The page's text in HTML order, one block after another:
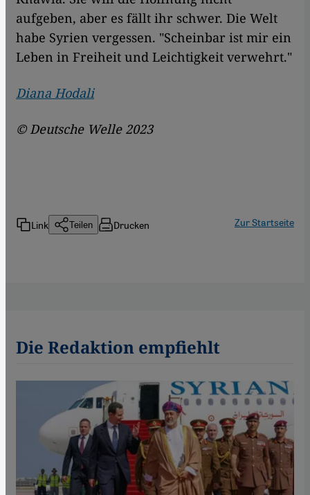
aufgeben, aber es fällt ihr schwer. Die Welt
habe Syrien vergessen. "Scheinbar ist mir ein
Leben in Freiheit und Leichtigkeit verwehrt."
Diana Hodali
©Deutsche Welle 2023
Link Teilen Drucken Zur Startseite
Die Redaktion empfiehlt